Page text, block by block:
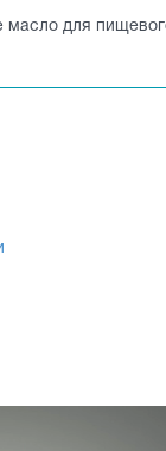
масло для